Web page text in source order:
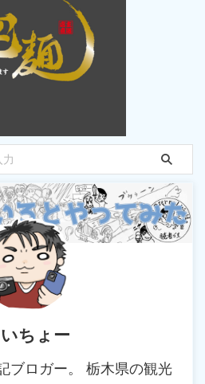
ちょー
ブロガー。 栃木県の観光